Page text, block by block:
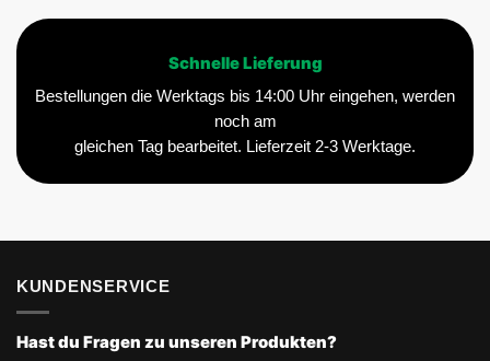
Schnelle Lieferung
Bestellungen die Werktags bis 14:00 Uhr eingehen, werden
noch am
gleichen Tag bearbeitet. Lieferzeit 2-3 Werktage.
KUNDENSERVICE
Hast du Fragen zu unseren Produkten?